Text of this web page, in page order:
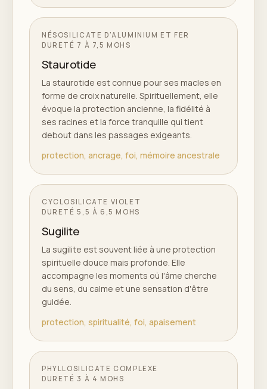
NÉSOSILICATE D'ALUMINIUM ET FER
DURETÉ 7 À 7,5 MOHS
Staurotide
La staurotide est connue pour ses macles en
forme de croix naturelle. Spirituellement, elle
évoque la protection ancienne, la fidélité à
ses racines et la force tranquille qui tient
debout dans les passages exigeants.
protection, ancrage, foi, mémoire ancestrale
CYCLOSILICATE VIOLET
DURETÉ 5,5 À 6,5 MOHS
Sugilite
La sugilite est souvent liée à une protection
spirituelle douce mais profonde. Elle
accompagne les moments où l'âme cherche
du sens, du calme et une sensation d'être
guidée.
protection, spiritualité, foi, apaisement
PHYLLOSILICATE COMPLEXE
DURETÉ 3 À 4 MOHS